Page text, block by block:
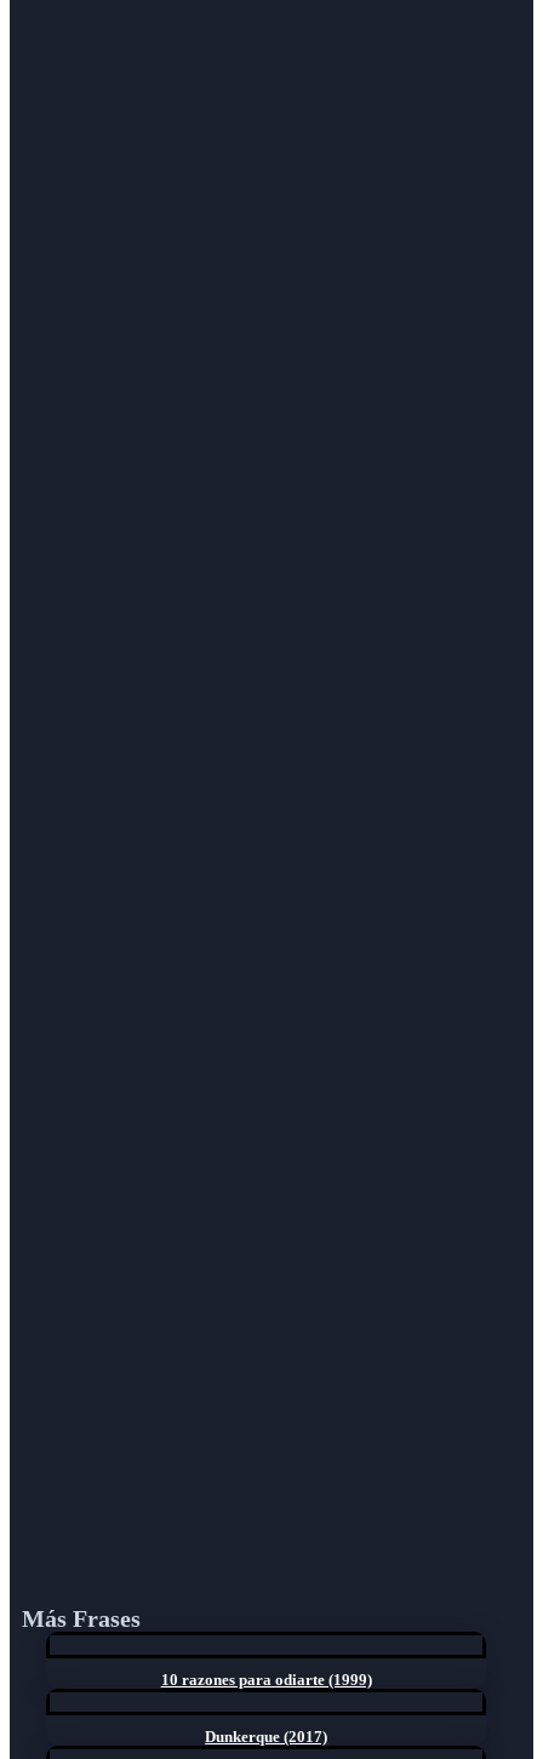
Más Frases
10 razones para odiarte (1999)
Dunkerque (2017)